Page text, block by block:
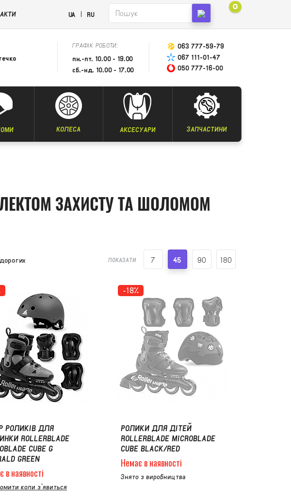
RU
UA
0
ГРАФІК РОБОТИ:
пн.-пт. 10.00 - 19.00
сб.-нд. 10.00 - 17.00
063 777-59-79
067 111-01-47
050 777-16-00
КОЛЕСА АКСЕСУАРИ ЗАПЧАСТИНИ
ЗАХИСТУ ТА ШОЛОМОМ
ПОКАЗАТИ 7 45 90 180
РОЛИКІВ ДЛЯ
ROLLERBLADE
CUBE G
GREEN
в наявності
коли з`явиться
-18%
РОЛИКИ ДЛЯ ДІТЕЙ
ROLLERBLADE MICROBLADE
CUBE BLACK/RED
Немає в наявності
Знято з виробництва